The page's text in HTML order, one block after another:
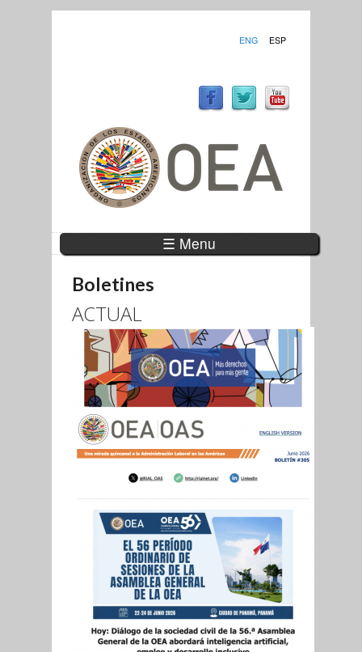
ENG ESP
☰ Menu
Boletines
ACTUAL